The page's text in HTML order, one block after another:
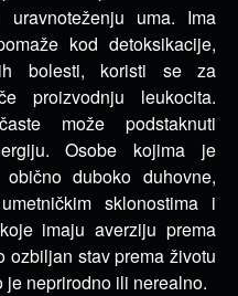
uma. Ima
kod detoksikacije,
bolesti, koristi se za
proizvodnju leukocita.
može podstaknuti
Osobe kojima je
duboko duhovne,
sklonostima i
imaju averziju prema
ozbiljan stav prema životu
neprirodno ili nerealno.